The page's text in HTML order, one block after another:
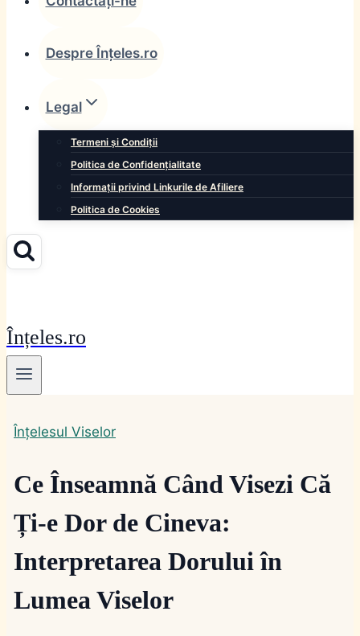
Despre Înțeles.ro
Legal
Termeni și Condiții
Politica de Confidențialitate
Informații privind Linkurile de Afiliere
Politica de Cookies
Înțeles.ro
Înțelesul Viselor
Ce Înseamnă Când Visezi Că
Ți-e Dor de Cineva:
Interpretarea Dorului în
Lumea Viselor